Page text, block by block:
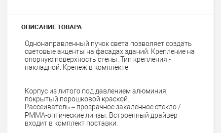
ОПИСАНИЕ ТОВАРА
Однонаправленный пучок света позволяет создать
световые акценты на фасадах зданий. Крепление на
опорную поверхность стены. Тип крепления -
накладной. Крепеж в комплекте.
Корпус из литого под давлением алюминия,
покрытый порошковой краской.
Рассеиватель – прозрачное закаленное стекло /
PMMA-оптические линзы. Встроенный драйвер
входит в комплект поставки.